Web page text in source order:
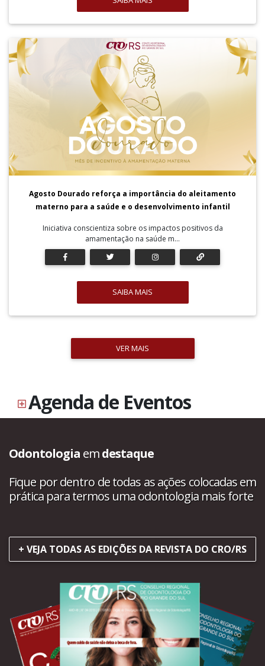
Agosto Dourado reforça a importância do aleitamento
materno para a saúde e o desenvolvimento infantil
Iniciativa conscientiza sobre os impactos positivos da
amamentação na saúde m...
SAIBA MAIS
VER MAIS
Agenda de Eventos
Odontologia emdestaque
Fique por dentro de todas as ações colocadas em
prática para termos uma odontologia mais forte
+ VEJA TODAS AS EDIÇÕES DA REVISTA DO CRO/RS